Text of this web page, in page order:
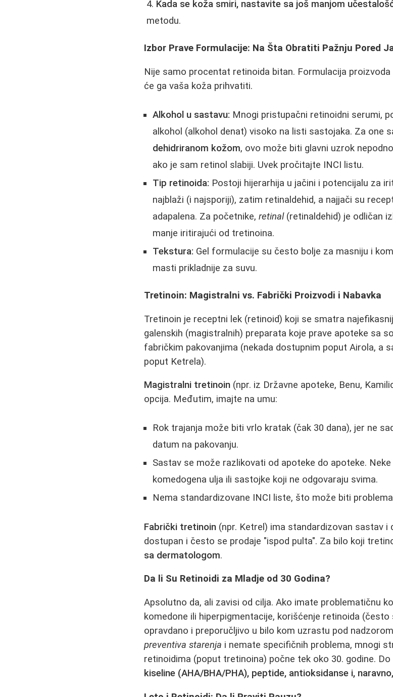
Kada se koža smiri, nastavite sa još manjom
metodu.
Izbor Prave Formulacije: Na Šta Obratiti Pažnju Pored
Nije samo procentat retinoida bitan. Formulacija
će ga vaša koža prihvatiti.
Alkohol u sastavu: Mnogi pristupačni retinoidni serumi,
alkohol (alkohol denat) visoko na listi sastojaka. Za one
dehidriranom kožom, ovo može biti glavni uzrok
ako je sam retinol slabiji. Uvek pročitajte INCI listu.
Tip retinoida: Postoji hijerarhija u jačini i potencijalu za
najblaži (i najsporiji), zatim retinaldehid, a najjači su
adapalena. Za početnike,retinal(retinaldehid) je odličan
manje iritirajući od tretinoina.
Tekstura: Gel formulacije su često bolje za masniju i
masti prikladnije za suvu.
Tretinoin: Magistralni vs. Fabrički Proizvodi i Nabavka
Tretinoin je receptni lek (retinoid) koji se smatra
galenskih (magistralnih) preparata koje prave apoteke sa
fabričkim pakovanjima (nekada dostupnim poput Airola, a
poput Ketrela).
Magistralni tretinoin (npr. iz Državne apoteke, Benu,
opcija. Međutim, imajte na umu:
Rok trajanja može biti vrlo kratak (čak 30 dana), jer ne
datum na pakovanju.
Sastav se može razlikovati od apoteke do apoteke.
komedogena ulja ili sastojke koji ne odgovaraju svima.
Nema standardizovane INCI liste, što može biti
Fabrički tretinoin (npr. Ketrel) ima standardizovan sastav
dostupan i često se prodaje "ispod pulta". Za bilo koji
sa dermatologom.
Da li Su Retinoidi za Mladje od 30 Godina?
Apsolutno da, ali zavisi od cilja. Ako imate problematičnu
komedone ili hiperpigmentacije, korišćenje retinoida
opravdano i preporučljivo u bilo kom uzrastu pod
preventiva starenja i nemate specifičnih problema, mnogi
retinoidima (poput tretinoina) počne tek oko 30. godine.
kiseline (AHA/BHA/PHA), peptide, antioksidanse i,